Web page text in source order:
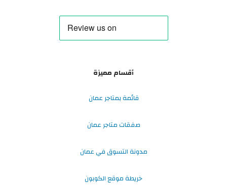
أقسام مميزة
قائمة بمتاجر عمان
صفقات متاجر عمان
مدونة التسوق في عمان
خريطة موقع الكوبون